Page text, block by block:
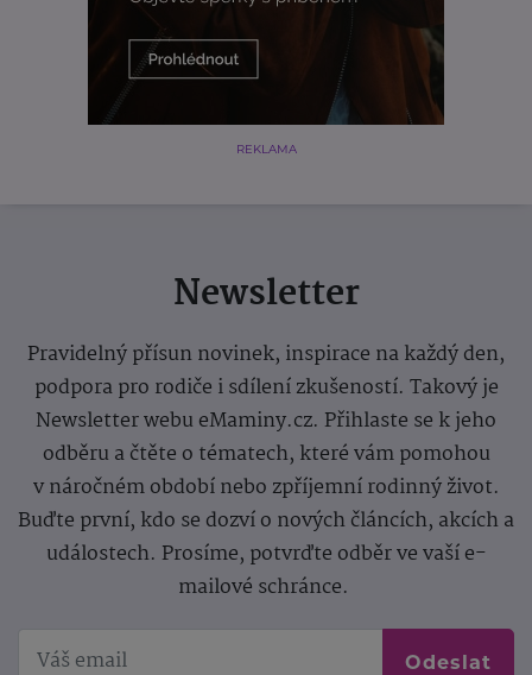
REKLAMA
Newsletter
Pravidelný přísun novinek, inspirace na každý den,
podpora pro rodiče i sdílení zkušeností. Takový je
Newsletter webu eMaminy.cz. Přihlaste se k jeho
odběru a čtěte o tématech, které vám pomohou
v náročném období nebo zpříjemní rodinný život.
Buďte první, kdo se dozví o nových článcích, akcích a
událostech. Prosíme, potvrďte odběr ve vaší e-
mailové schránce.
Odeslat